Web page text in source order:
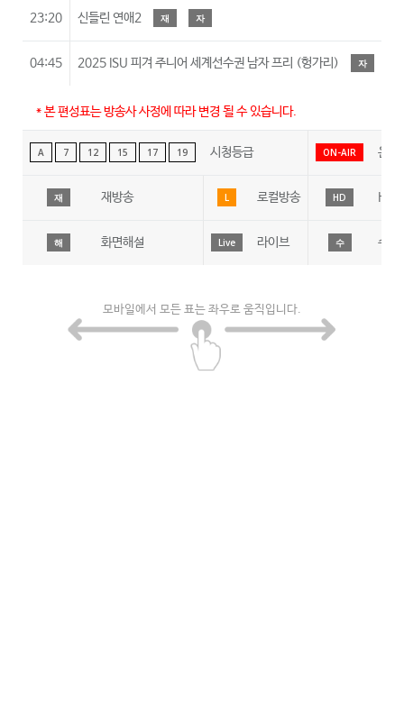
23:20 신들린 연애2 재 자
04:45 2025 ISU 피겨 주니어 세계선수권 남자 프리 (헝가리) 자
* 본 편성표는 방송사 사정에 따라 변경 될 수 있습니다.
A 7 12 15 17 19 시청등급 ON-AIR 온에
재 재방송 L 로컬방송 HD HD
해 화면해설 Live 라이브 수 수어
모바일에서 모든 표는 좌우로 움직입니다.